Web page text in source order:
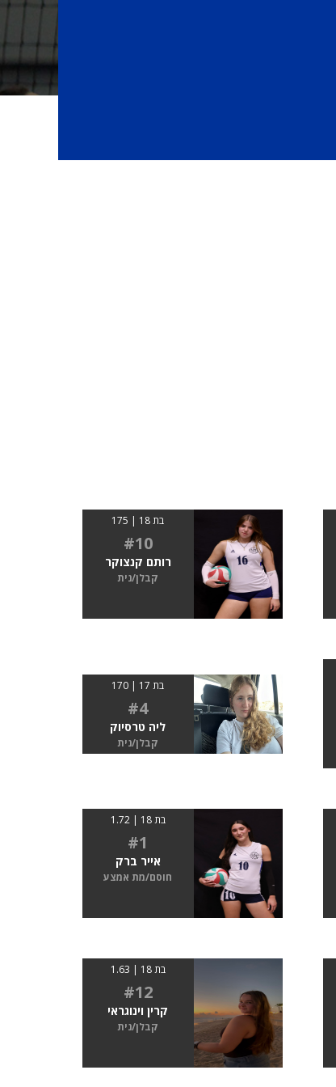
בת 18 | 175
#10
רותם קנצוקר
קבלן/נית
בת 17 | 170
#4
ליה טרסיוק
קבלן/נית
בת 18 | 1.72
#1
אייר ברק
חוסם/מת אמצע
בת 18 | 1.63
#12
קרין וינוגראי
קבלן/נית